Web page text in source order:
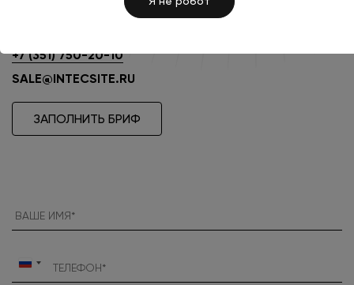
+7 (351) 750-20-10
SALE@INTECSITE.RU
ЗАПОЛНИТЬ БРИФ
Россия